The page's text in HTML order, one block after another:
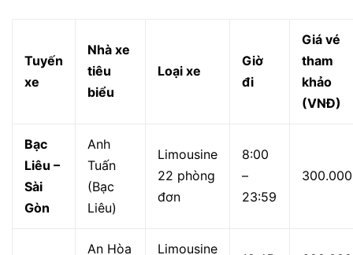
Tuyến
xe
Nhà xe
tiêu
biểu
Loại xe
Giờ
đi
Giá vé
tham
khảo
(VNĐ)
Bạc
Liêu –
Sài
Gòn
Anh
Tuấn
(Bạc
Liêu)
Limousine
22 phòng
đơn
8:00
–
23:59
300.000
An Hòa
Limousine